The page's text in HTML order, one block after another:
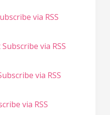
via RSS
Subscribe via RSS
via RSS
via RSS